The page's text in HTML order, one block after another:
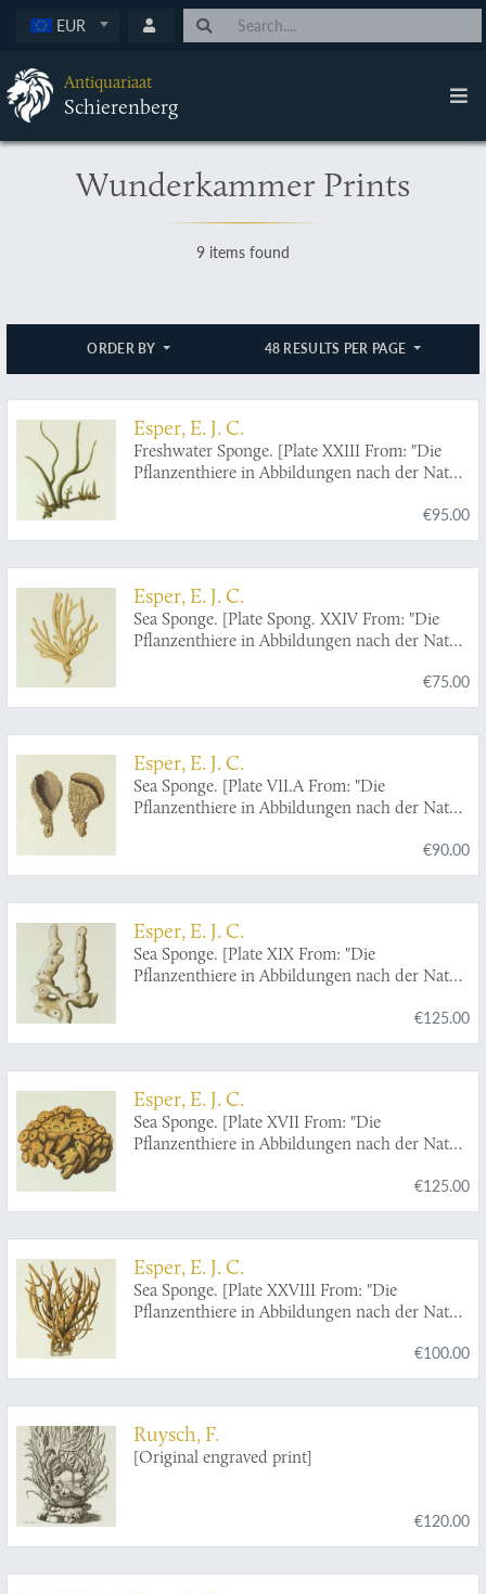
EUR
Antiquariaat
Schierenberg
Wunderkammer Prints
9 items found
ORDER BY 48 RESULTS PER PAGE
Esper, E. J. C.
Freshwater Sponge. [Plate XXIII From: "Die
Pflanzenthiere in Abbildungen nach der Natur
€95.00
Esper, E. J. C.
Sea Sponge. [Plate Spong. XXIV From: "Die
Pflanzenthiere in Abbildungen nach der Natur
€75.00
Esper, E. J. C.
Sea Sponge. [Plate VII.A From: "Die
Pflanzenthiere in Abbildungen nach der Natur
€90.00
Esper, E. J. C.
Sea Sponge. [Plate XIX From: "Die
Pflanzenthiere in Abbildungen nach der Natur
€125.00
Esper, E. J. C.
Sea Sponge. [Plate XVII From: "Die
Pflanzenthiere in Abbildungen nach der Natur
€125.00
Esper, E. J. C.
Sea Sponge. [Plate XXVIII From: "Die
Pflanzenthiere in Abbildungen nach der Natur
€100.00
Ruysch, F.
[Original engraved print]
€120.00